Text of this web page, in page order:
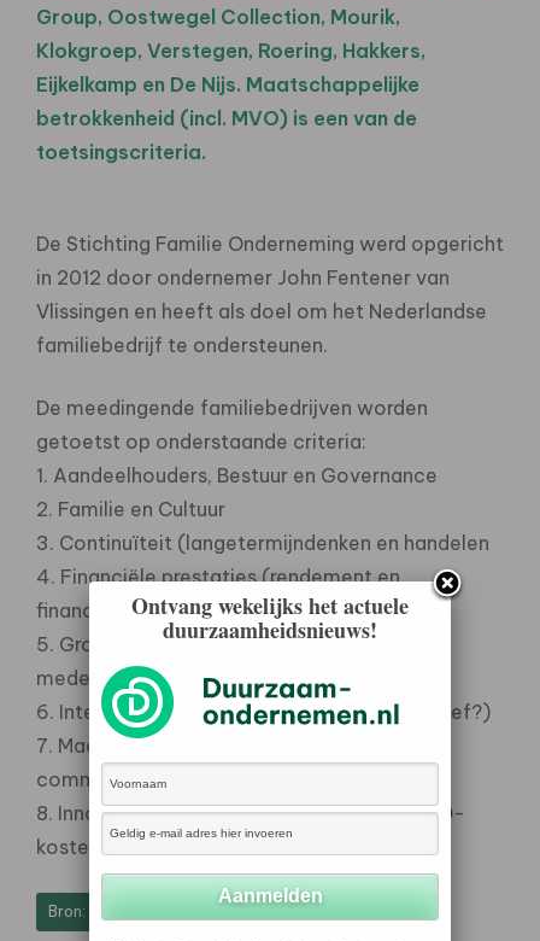
Group, Oostwegel Collection, Mourik,
Klokgroep, Verstegen, Roering, Hakkers,
Eijkelkamp en De Nijs. Maatschappelijke
betrokkenheid (incl. MVO) is een van de
toetsingscriteria.
De Stichting Familie Onderneming werd opgericht
in 2012 door ondernemer John Fentener van
Vlissingen en heeft als doel om het Nederlandse
familiebedrijf te ondersteunen.
De meedingende familiebedrijven worden
getoetst op onderstaande criteria:
1. Aandeelhouders, Bestuur en Governance
2. Familie en Cultuur
3. Continuïteit (langetermijndenken en handelen
4. Financiële prestaties (rendement en
financieringsstructuur)
5. Groei (omzet, rendement en aantal
medewerkers)
6. Internationalisatie (in hoeveel landen actief?)
7. Maatschappelijke betrokkenheid (rol in
community, MVO-activiteiten)
8. Innovatie (hoe innovatief?, patenten, R&D-
kosten, productlanceringen, etc.)
Bron: Award website
Ontvang wekelijks het actuele
duurzaamheidsnieuws!